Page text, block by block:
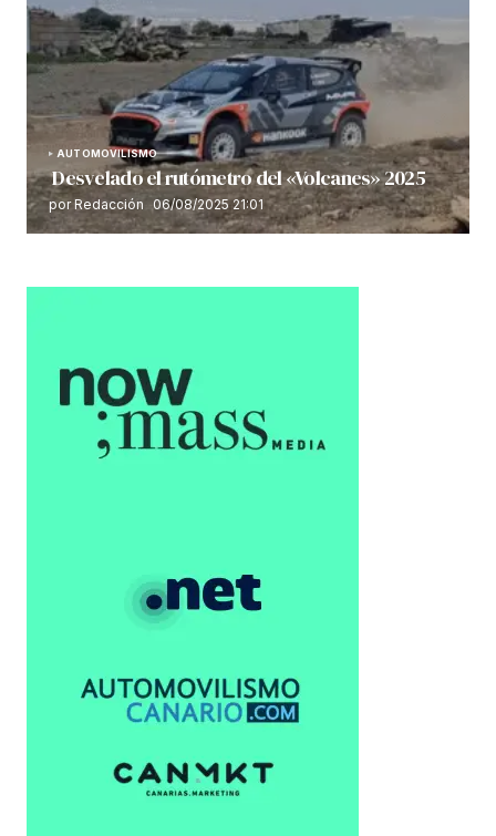
AUTOMOVILISMO
Desvelado el rutómetro del «Volcanes» 2025
por Redacción 06/08/2025 21:01